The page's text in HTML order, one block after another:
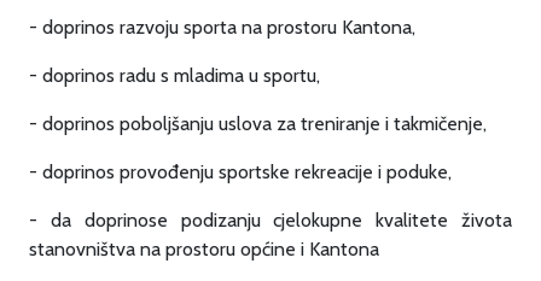
- doprinos razvoju sporta na prostoru Kantona,
- doprinos radu s mladima u sportu,
- doprinos poboljšanju uslova za treniranje i takmičenje,
- doprinos provođenju sportske rekreacije i poduke,
- da doprinose podizanju cjelokupne kvalitete života
stanovništva na prostoru općine i Kantona